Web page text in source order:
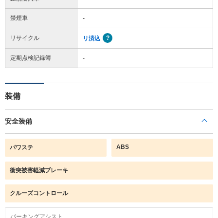
禁煙車 -
リサイクル リ済込
定期点検記録簿 -
装備
安全装備
パワステ ABS
衝突被害軽減ブレーキ
クルーズコントロール
パーキングアシスト